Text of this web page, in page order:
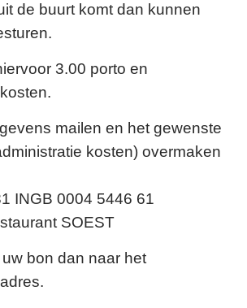
de buurt komt dan kunnen
3.00 porto en
mailen en het gewenste
kosten) overmaken
INGB 0004 5446 61
SOEST
bon dan naar het